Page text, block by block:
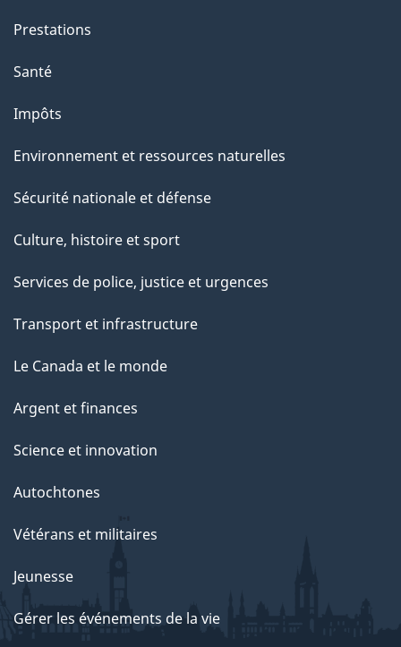
Prestations
Santé
Impôts
Environnement et ressources naturelles
Sécurité nationale et défense
Culture, histoire et sport
Services de police, justice et urgences
Transport et infrastructure
Le Canada et le monde
Argent et finances
Science et innovation
Autochtones
Vétérans et militaires
Jeunesse
Gérer les événements de la vie